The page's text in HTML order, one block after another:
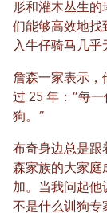
形和灌木丛生的
们能够高效地找
入牛仔骑马几乎
詹森一家表示，
过 25 年：“每
狗。”
布奇身边总是跟
森家族的大家庭
加。当我问起他
不是什么训狗专